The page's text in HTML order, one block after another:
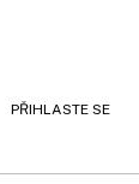
PŘIHLASTE SE